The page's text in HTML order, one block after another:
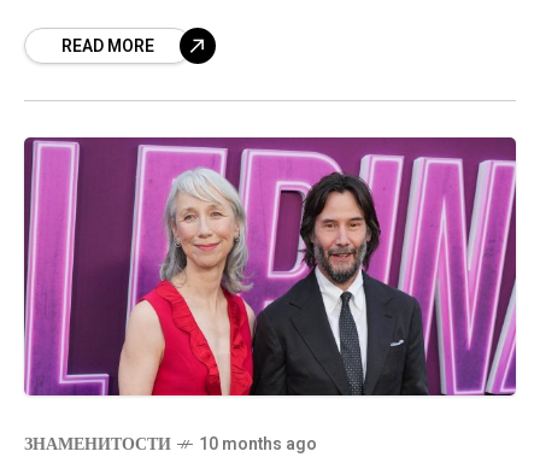
месяцев артист служит в рядах Вооружённых сил
READ MORE
ЗНАМЕНИТОСТИ 10 months ago